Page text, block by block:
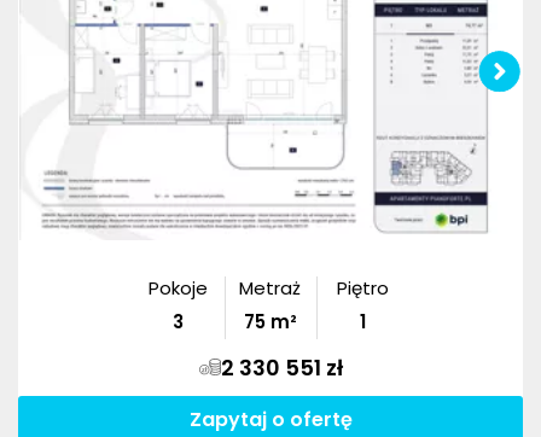
Pokoje
3
Metraż
75m²
Piętro
1
2 330 551 zł
Zapytaj o ofertę